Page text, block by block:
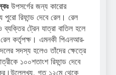
উপসর্গের জন্য কারোর
পুরো রিফান্ড দেবে রেল। রেল
ট্রেন যাত্রা বাতিল হলে
কর্তৃপক্ষ। এমনকী পিএনআর-
সদস্য হলেও তাঁদের ক্ষেত্রে
১০০শতাংশ রিফান্ড দেবে